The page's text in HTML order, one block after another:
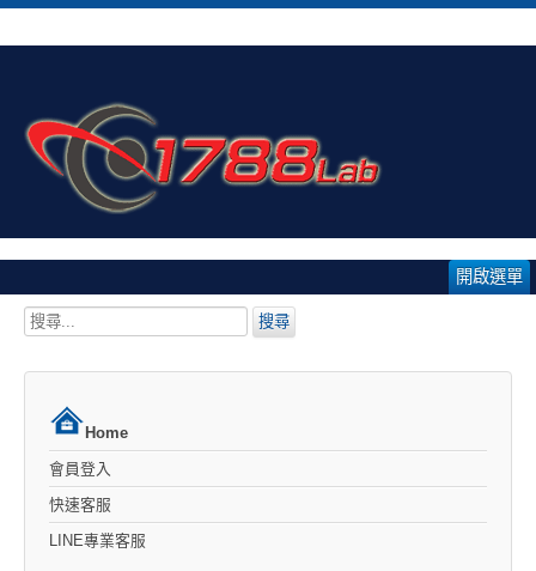
開啟選單
搜
搜尋
Home
會員登入
快速客服
LINE專業客服